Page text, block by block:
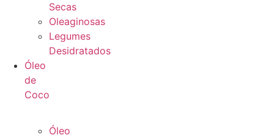
Secas
Oleaginosas
Legumes
Desidratados
Óleo
de
Coco
Óleo